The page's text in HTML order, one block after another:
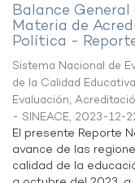
Balance
Materia de
Política -
Sistema Nacional de
de la Calidad
Evaluación,
- SINEACE, 2023-12-
El presente Reporte
avance de las
calidad de la